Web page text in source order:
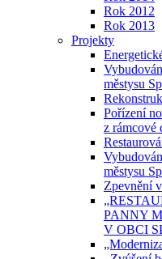
Rok 2012
Rok 2013
Projekty
městysu
Pořízení
z rámcové
městysu
Zpevnění
PANNY
V OBCI